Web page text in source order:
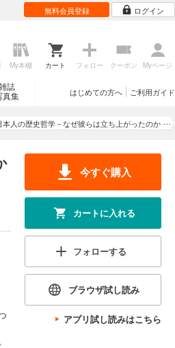
無料会員登録 ログイン
My本棚 カート フォロー クーポン Myページ
誌
真集
ご利用ガイド
はじめての方へ
本人の歴史哲学－なぜ彼らは立ち上がったのか
今すぐ購入
カートに入れる
フォローする
ブラウザ試し読み
アプリ試し読みはこちら